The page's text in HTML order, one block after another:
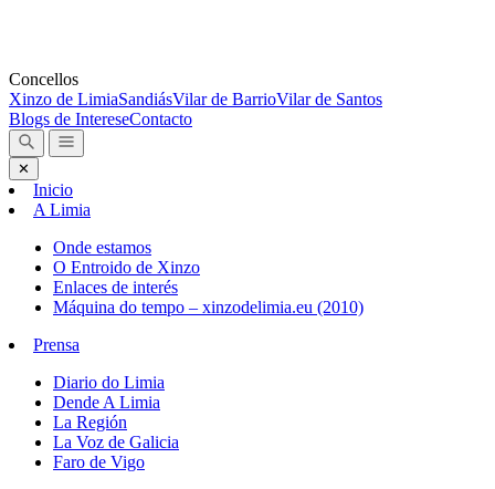
Concellos
Xinzo de LimiaSandiásVilar de BarrioVilar de Santos
Blogs de IntereseContacto
✕
Inicio
A Limia
Onde estamos
O Entroido de Xinzo
Enlaces de interés
Máquina do tempo – xinzodelimia.eu (2010)
Prensa
Diario do Limia
Dende A Limia
La Región
La Voz de Galicia
Faro de Vigo